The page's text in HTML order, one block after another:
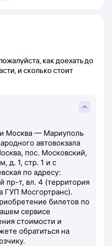
как доехать до
и сколько стоит
Москва — Мариуполь
автовокзала
пос. Московский,
д. 1, стр. 1 и с
по адресу:
пр-т, вл. 4 (территория
ГУП Мосгортранс).
билетов по
сервисе
стоимости и
обратиться на